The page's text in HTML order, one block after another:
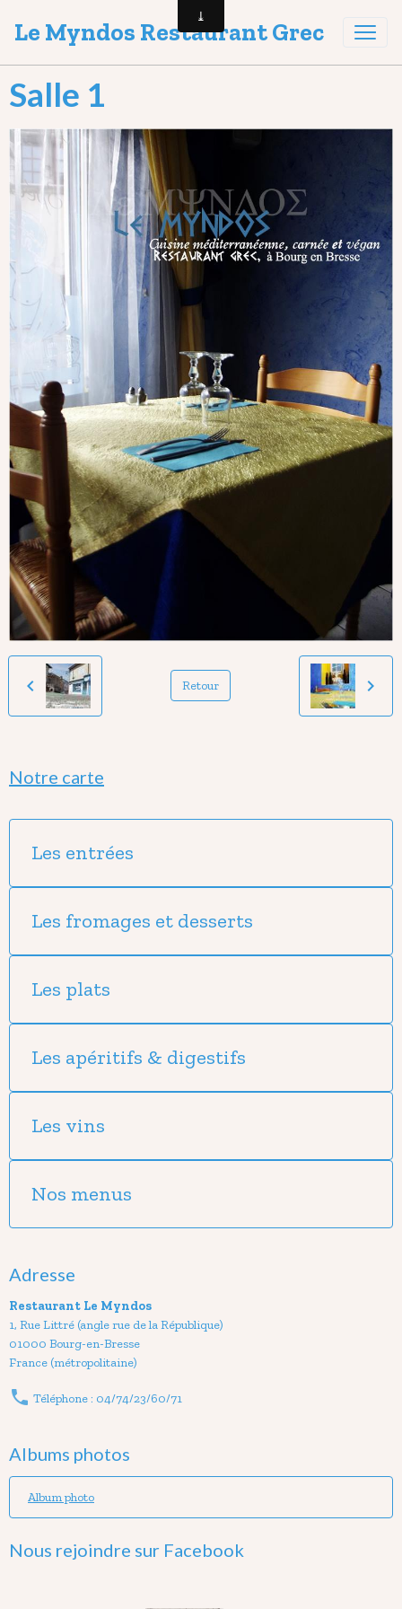
Le Myndos Restaurant Grec
Salle 1
Retour
Notre carte
Les entrées
Les fromages et desserts
Les plats
Les apéritifs & digestifs
Les vins
Nos menus
Adresse
Restaurant Le Myndos
1, Rue Littré (angle rue de la République)
01000 Bourg-en-Bresse
France (métropolitaine)
Téléphone : 04/74/23/60/71
Albums photos
Album photo
Nous rejoindre sur Facebook